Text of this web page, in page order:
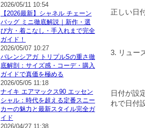
正しい日
3. リュー
日付が設
れで日付
2026/05/11 10:54
【2026最新】シャネル チェーン
バッグ ミニ徹底解説｜新作・選
び方・着こなし・手入れまで完全
ガイド！
2026/05/07 10:27
バレンシアガ トリプルSの重さ徹
底解剖：サイズ感・コーデ・購入
ガイドで真価を極める
2026/05/05 11:18
ナイキ エアマックス90 エッセン
シャル：時代を超える定番スニー
カーの魅力と最新スタイル完全ガ
イド
2026/04/27 11:38